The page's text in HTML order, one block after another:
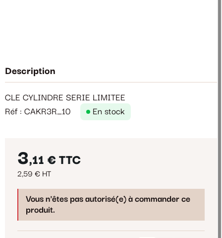
Description
CLE CYLINDRE SERIE LIMITEE
Réf : CAKR3R_10
En stock
3,11 € TTC
2,59 € HT
Vous n'êtes pas autorisé(e) à commander ce
produit.